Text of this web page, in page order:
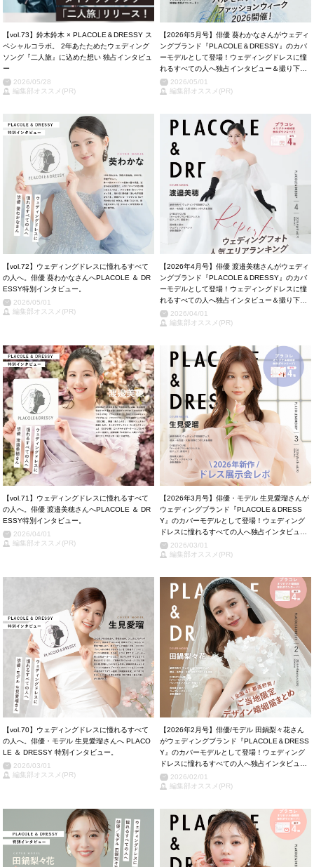
【vol.73】鈴木鈴木 × PLACOLE＆DRESSY ス
ペシャルコラボ。 2年あたためたウェディング
ソング『二人旅』に込めた想い 独占インタビュ
ー
2026/05/28
編集部オススメ(PR)
【2026年5月号】俳優 葵わかなさんがウェディ
ングブランド『PLACOLE＆DRESSY』のカバ
ーモデルとして登場！ウェディングドレスに憧
れるすべての人へ独占インタビュー＆撮り下ろ
しカット掲載！
2026/05/01
編集部オススメ(PR)
【vol.72】ウェディングドレスに憧れるすべて
の人へ。俳優 葵わかなさんへPLACOLE ＆ DR
ESSY特別インタビュー。
2026/05/01
編集部オススメ(PR)
【2026年4月号】俳優 渡邉美穂さんがウェディ
ングブランド『PLACOLE＆DRESSY』のカバ
ーモデルとして登場！ウェディングドレスに憧
れるすべての人へ独占インタビュー＆撮り下ろ
しカット掲載！
2026/04/01
編集部オススメ(PR)
【vol.71】ウェディングドレスに憧れるすべて
の人へ。俳優 渡邉美穂さんへPLACOLE ＆ DR
ESSY特別インタビュー。
2026/04/01
編集部オススメ(PR)
【2026年3月号】俳優・モデル 生見愛瑠さんが
ウェディングブランド『PLACOLE＆DRESS
Y』のカバーモデルとして登場！ウェディング
ドレスに憧れるすべての人へ独占インタビュー
＆撮り下ろしカット掲載！
2026/03/01
編集部オススメ(PR)
【vol.70】ウェディングドレスに憧れるすべて
の人へ。俳優・モデル 生見愛瑠さんへ PLACO
LE ＆ DRESSY 特別インタビュー。
2026/03/01
編集部オススメ(PR)
【2026年2月号】俳優/モデル 田鍋梨々花さん
がウェディングブランド『PLACOLE＆DRESS
Y』のカバーモデルとして登場！ウェディング
ドレスに憧れるすべての人へ独占インタビュー
＆撮り下ろしカット掲載！
2026/02/01
編集部オススメ(PR)